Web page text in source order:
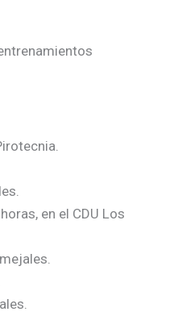
en el CDU Los